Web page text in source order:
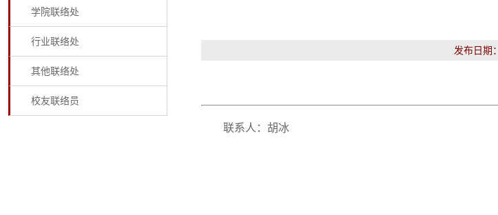
学院联络处
行业联络处
其他联络处
校友联络员
发布日期
联系人：胡冰